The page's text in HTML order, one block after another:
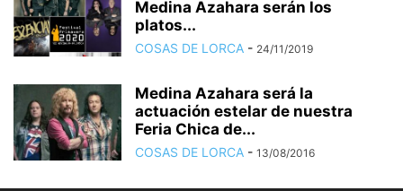
Medina Azahara serán los
platos...
COSAS DE LORCA - 24/11/2019
Medina Azahara será la
actuación estelar de nuestra
Feria Chica de...
COSAS DE LORCA - 13/08/2016